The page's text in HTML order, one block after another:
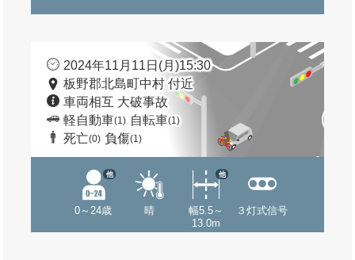
2024年11月11日(月)15:30
板野郡北島町中村 付近
車両相互 大破事故
軽自動車(1) 自転車(1)
死亡(0) 負傷(1)
0～24歳
他
晴
幅5.5～
13.0m
他
３灯式信号